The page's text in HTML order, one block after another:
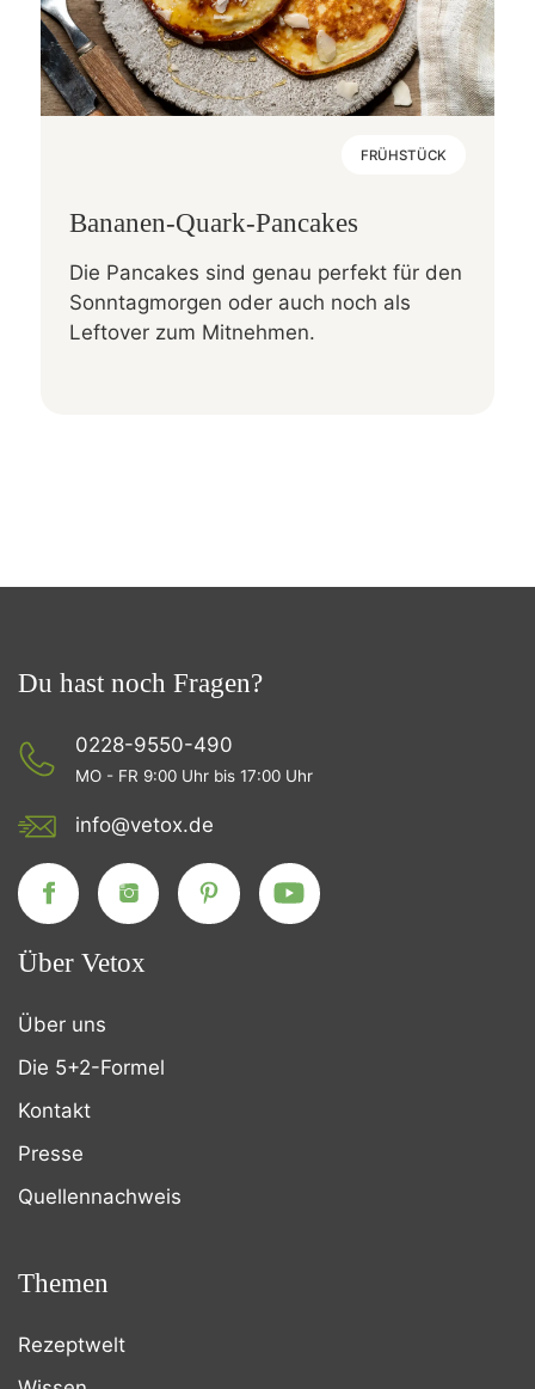
FRÜHSTÜCK
Bananen-Quark-Pancakes
Die Pancakes sind genau perfekt für den
Sonntagmorgen oder auch noch als
Leftover zum Mitnehmen.
Du hast noch Fragen?
0228-9550-490
MO - FR 9:00 Uhr bis 17:00 Uhr
info@vetox.de
Über Vetox
Über uns
Die 5+2-Formel
Kontakt
Presse
Quellennachweis
Themen
Rezeptwelt